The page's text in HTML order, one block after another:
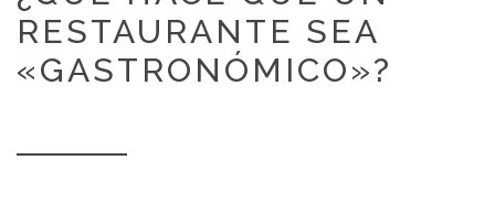
RESTAURANTE SEA
«GASTRONÓMICO»?